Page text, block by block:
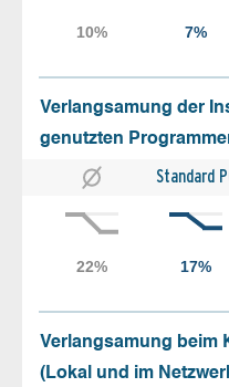
Verlangsamung der
genutzten
Standard
Verlangsamung beim
(Lokal und im